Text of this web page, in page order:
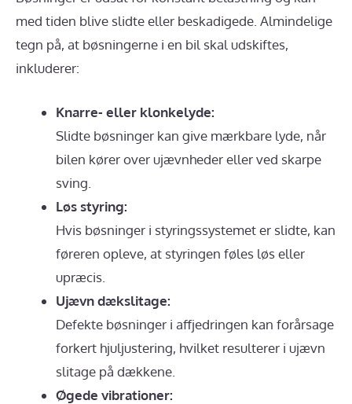
med tiden blive slidte eller beskadigede. Almindelige
tegn på, at bøsningerne i en bil skal udskiftes,
inkluderer:
Knarre- eller klonkelyde:
Slidte bøsninger kan give mærkbare lyde, når
bilen kører over ujævnheder eller ved skarpe
sving.
Løs styring:
Hvis bøsninger i styringssystemet er slidte, kan
føreren opleve, at styringen føles løs eller
upræcis.
Ujævn dækslitage:
Defekte bøsninger i affjedringen kan forårsage
forkert hjuljustering, hvilket resulterer i ujævn
slitage på dækkene.
Øgede vibrationer: